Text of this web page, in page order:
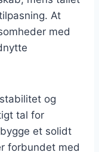
At
med
og
tal for
et solidt
forbundet med